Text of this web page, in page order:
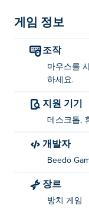
내세요! 당신은 진
유휴 외양간을
마우스를 사용하
Idle Cowshed는
Miner, Chicken
Call of Tanks,
Sokoban,
게임 정보
조작
마우스를
하세요.
지원 기기
데스크톱,
개발자
Beedo
장르
방치 게임